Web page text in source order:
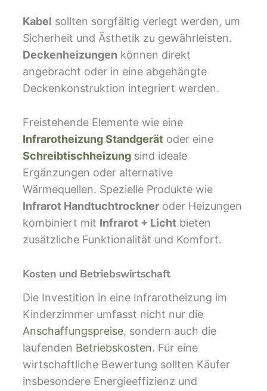
Kabel sollten sorgfältig verlegt werden, um
Sicherheit und Ästhetik zu gewährleisten.
Deckenheizungen können direkt
angebracht oder in eine abgehängte
Deckenkonstruktion integriert werden.
Freistehende Elemente wie eine
Infrarotheizung Standgerät oder eine
Schreibtischheizungsind ideale
Ergänzungen oder alternative
Wärmequellen. Spezielle Produkte wie
Infrarot Handtuchtrockneroder Heizungen
kombiniert mit Infrarot + Lichtbieten
zusätzliche Funktionalität und Komfort.
Kosten und Betriebswirtschaft
Die Investition in eine Infrarotheizung im
Kinderzimmer umfasst nicht nur die
Anschaffungspreise, sondern auch die
laufenden Betriebskosten. Für eine
wirtschaftliche Bewertung sollten Käufer
insbesondere Energieeffizienz und